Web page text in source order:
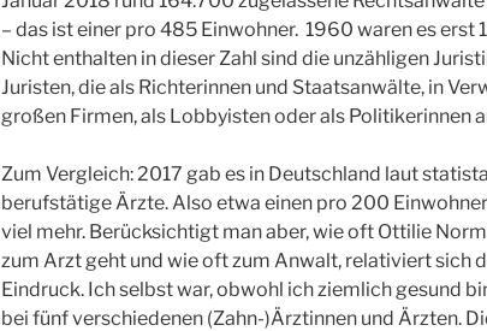
– das ist einer pro 485 Einwohner. 1960 waren es erst
Nicht enthalten in dieser Zahl sind die unzähligen
Juristen, die als Richterinnen und Staatsanwälte, in
großen Firmen, als Lobbyisten oder als Politikerinnen
Zum Vergleich: 2017 gab es in Deutschland laut
berufstätige Ärzte. Also etwa einen pro 200
viel mehr. Berücksichtigt man aber, wie oft Ottilie
zum Arzt geht und wie oft zum Anwalt, relativiert sich
Eindruck. Ich selbst war, obwohl ich ziemlich gesund
bei fünf verschiedenen (Zahn-)Ärztinnen und Ärzten.